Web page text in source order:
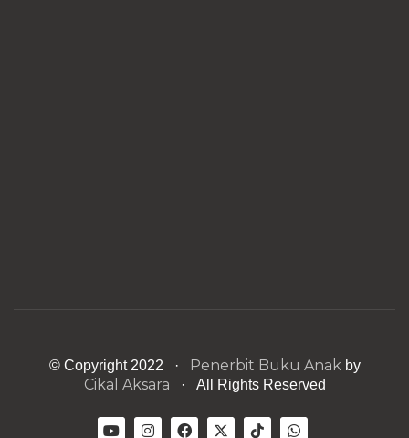
© Copyright 2022 · Penerbit Buku Anak by
Cikal Aksara · All Rights Reserved